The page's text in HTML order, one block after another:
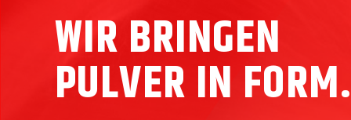
WIR BRINGEN
PULVER IN FORM.